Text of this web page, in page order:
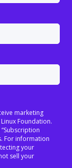
marketing
Foundation.
For information
your
sell your